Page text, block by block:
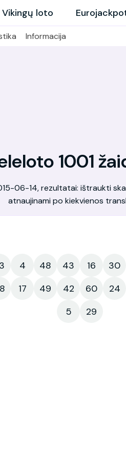
Vikingų loto
Informacija
1001
06-14, rezultatai: ištraukti
atnaujinami po kiekvienos
4 48 43 16 30
17 49 42 60 24
5
29